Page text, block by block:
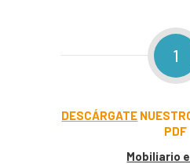
1
DESCÁRGATE
PDF
Mobiliario